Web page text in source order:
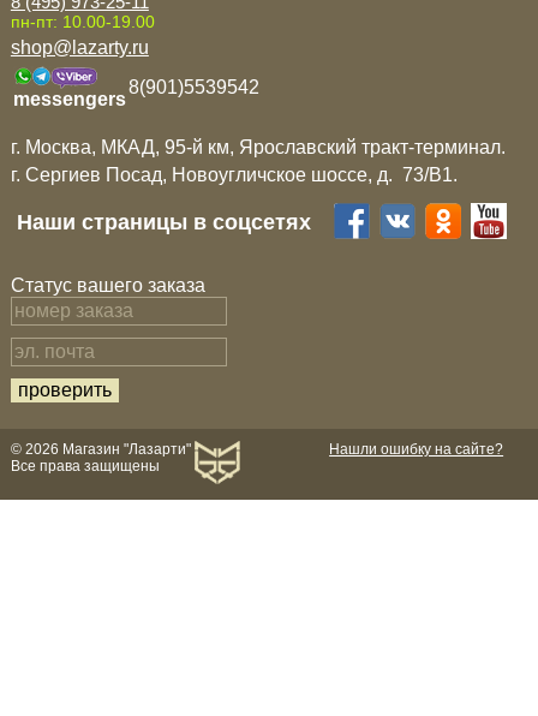
пн-пт: 10.00-19.00
shop@lazarty.ru
messengers
8(901)5539542
г. Москва, МКАД, 95-й км, Ярославский тракт-терминал.
г. Сергиев Посад, Новоугличское шоссе, д. 73/B1.
Наши страницы в соцсетях
Статус вашего заказа
Нашли ошибку на сайте?
© 2026 Магазин "Лазарти"
Все права защищены